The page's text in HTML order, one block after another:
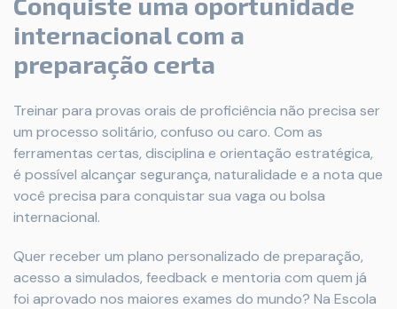
internacional com a
preparação certa
Treinar para provas orais de proficiência não precisa ser
um processo solitário, confuso ou caro. Com as
ferramentas certas, disciplina e orientação estratégica,
é possível alcançar segurança, naturalidade e a nota que
você precisa para conquistar sua vaga ou bolsa
internacional.
Quer receber um plano personalizado de preparação,
acesso a simulados, feedback e mentoria com quem já
foi aprovado nos maiores exames do mundo? Na Escola